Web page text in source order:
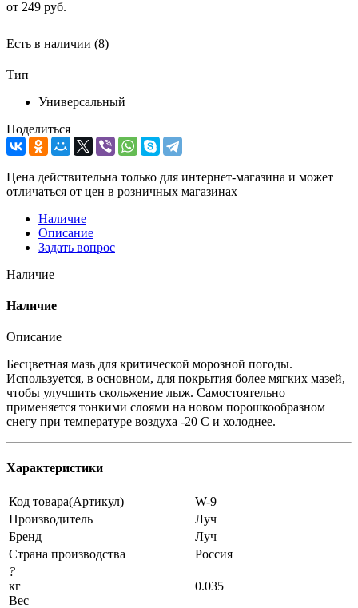
от 249 руб.
Есть в наличии (8)
Тип
Универсальный
Поделиться
Цена действительна только для интернет-магазина и может
отличаться от цен в розничных магазинах
Наличие
Описание
Задать вопрос
Наличие
Наличие
Описание
Бесцветная мазь для критической морозной погоды.
Используется, в основном, для покрытия более мягких мазей,
чтобы улучшить скольжение лыж. Самостоятельно
применяется тонкими слоями на новом порошкообразном
снегу при температуре воздуха -20 С и холоднее.
Характеристики
Код товара(Артикул)
W-9
Производитель
Луч
Бренд
Луч
Страна производства
Россия
?
кг
Вес
0.035